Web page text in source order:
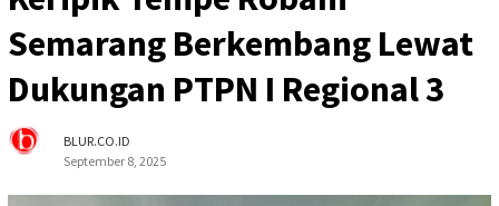
Semarang Berkembang Lewat
Dukungan PTPN I Regional 3
BLUR.CO.ID
September 8, 2025